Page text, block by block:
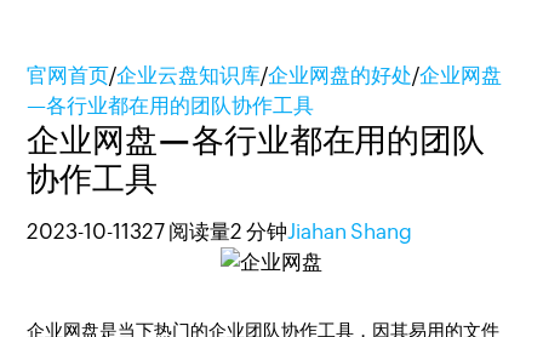
官网首页/企业云盘知识库/企业网盘的好处/企业网盘
—各行业都在用的团队协作工具
企业网盘—各行业都在用的团队
协作工具
2023-10-11 327 阅读量2 分钟Jiahan Shang
企业网盘是当下热门的企业团队协作工具，因其易用的文件